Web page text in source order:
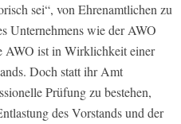
sei“, von Ehrenamtlichen zu
Unternehmens wie der AWO
AWO ist in Wirklichkeit einer
Doch statt ihr Amt
Prüfung zu bestehen,
des Vorstands und der